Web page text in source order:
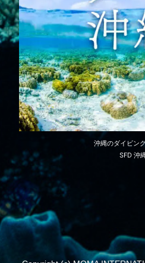
沖縄のダイビン
SFD 沖